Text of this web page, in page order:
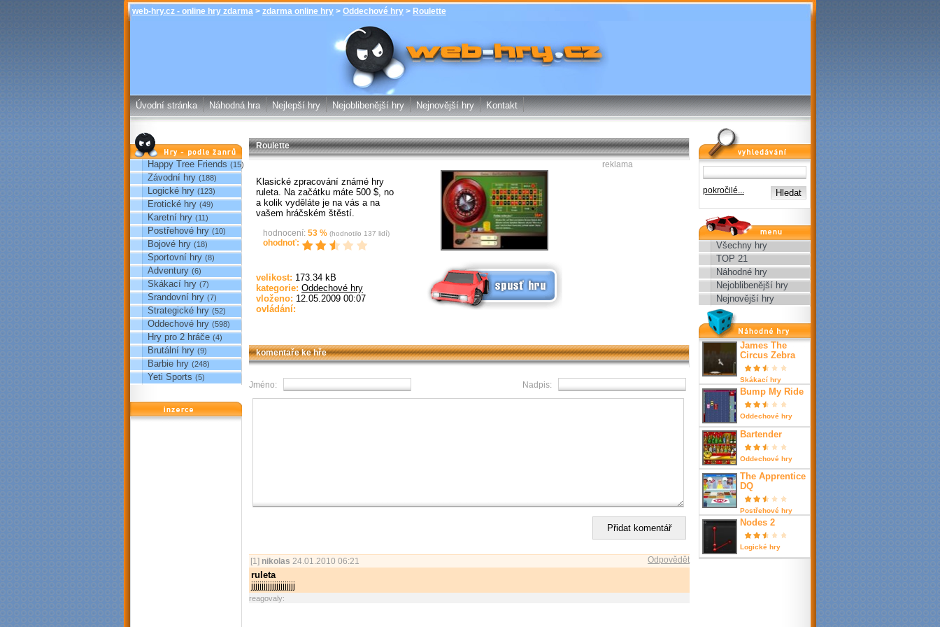
web-hry.cz - online hry zdarma > zdarma online hry > Oddechové hry > Roulette
Roulette - Oddechové hry - zdarma
online hry web-hry.cz - online hry
zdarma
Úvodní stránka Náhodná hra Nejlepší hry Nejoblibenější hry Nejnovější hry Kontakt
Hry podle žánrů
Happy Tree Friends (15)
Závodní hry (188)
Logické hry (123)
Erotické hry (49)
Karetní hry (11)
Postřehové hry (10)
Bojové hry (18)
Sportovní hry (8)
Adventury (6)
Skákací hry (7)
Srandovní hry (7)
Strategické hry (52)
Oddechové hry (598)
Hry pro 2 hráče (4)
Brutální hry (9)
Barbie hry (248)
Yeti Sports (5)
reklama
Roulette
Spusť online hru zdarma
Klasické zpracování známé hry
ruleta. Na začátku máte 500 $, no
a kolik vyděláte je na vás a na
vašem hráčském štěstí.
hodnocení: 53 % (hodnotilo 137 lidí)
ohodnoť:
velikost: 173.34 kB
kategorie: Oddechové hry
vloženo: 12.05.2009 00:07
ovládání:
reklama
komentaře ke hře
Jméno: Nadpis:
[1] nikolas 24.01.2010 06:21 Odpovědět
ruleta
jjjjjjjjjjjjj­jjjjjjjj
reagovaly:
vyhledávání
pokročilé...
menu
Všechny hry
TOP 21
Náhodné hry
Nejoblibenější hry
Nejnovější hry
nahodné hry
James The
Circus Zebra
Skákací hry
Bump My Ride
Oddechové hry
Bartender
Oddechové hry
The Apprentice
DQ
Postřehové hry
Nodes 2
Logické hry